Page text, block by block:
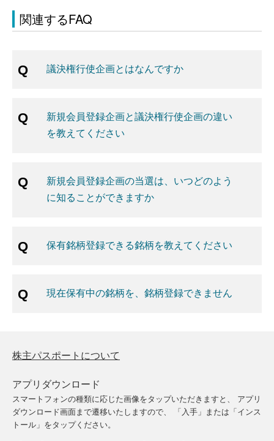
関連するFAQ
議決権行使企画とはなんですか
新規会員登録企画と議決権行使企画の違い
を教えてください
新規会員登録企画の当選は、いつどのよう
に知ることができますか
保有銘柄登録できる銘柄を教えてください
現在保有中の銘柄を、銘柄登録できません
株主パスポートについて
アプリダウンロード
スマートフォンの種類に応じた画像をタップいただきますと、
アプリ
ダウンロード画面まで遷移いたしますので、
「入手」または「インス
トール」をタップください。